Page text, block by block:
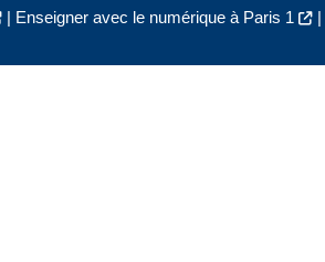
| Enseigner avec le numérique à Paris 1 |